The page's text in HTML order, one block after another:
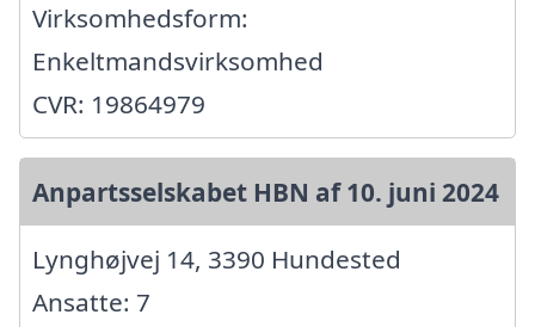
Virksomhedsform:
Enkeltmandsvirksomhed
CVR: 19864979
Anpartsselskabet HBN af 10. juni 2024
Lynghøjvej 14, 3390 Hundested
Ansatte: 7